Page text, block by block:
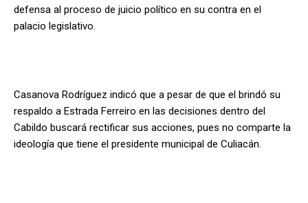
defensa al proceso de juicio político en su contra en el
palacio legislativo.
Casanova Rodríguez indicó que a pesar de que el brindó su
respaldo a Estrada Ferreiro en las decisiones dentro del
Cabildo buscará rectificar sus acciones, pues no comparte la
ideología que tiene el presidente municipal de Culiacán.